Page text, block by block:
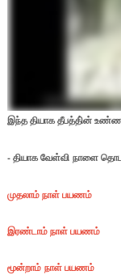
இந்த தியாக தீபத்தி்ன்
- தியாக வேள்வி நாளை
முதலாம் நாள் பயணம்
இரண்டாம் நாள் பயணம்
மூன்றாம் நாள் பயணம்